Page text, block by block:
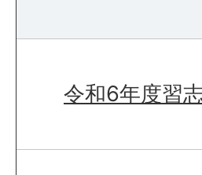
令和6年度習